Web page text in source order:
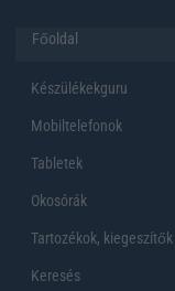
Főoldal
Készülékekguru
Mobiltelefonok
Tabletek
Okosórák
Tartozékok, kiegeszítők
Keresés